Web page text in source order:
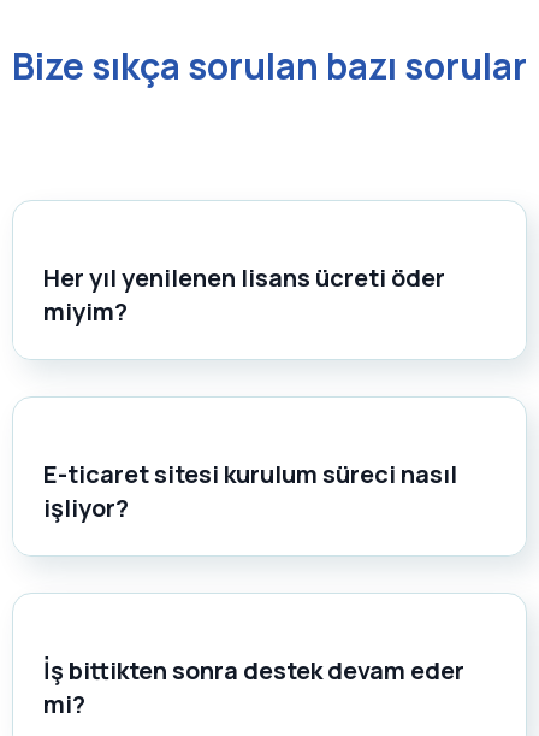
Bize sıkça sorulan bazı sorular
Her yıl yenilenen lisans ücreti öder
miyim?
E-ticaret sitesi kurulum süreci nasıl
işliyor?
İş bittikten sonra destek devam eder
mi?